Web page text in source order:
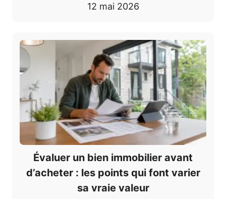
12 mai 2026
Évaluer un bien immobilier avant
d’acheter : les points qui font varier
sa vraie valeur